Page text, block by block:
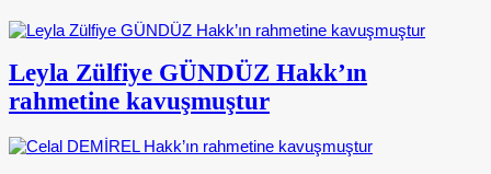
Leyla Zülfiye GÜNDÜZ Hakk’ın
rahmetine kavuşmuştur